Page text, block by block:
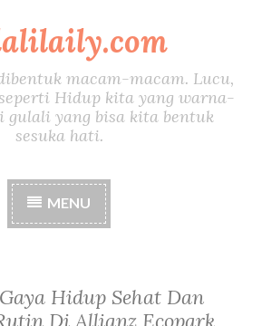
macam-macam. Lucu,
Hidup kita yang warna-
gulali yang bisa kita bentuk
sesuka hati.
MENU
Hidup Sehat Dan
Di Allianz Ecopark